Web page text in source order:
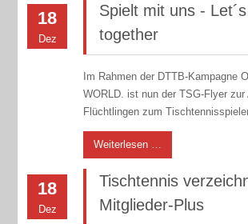
18
Dez
Spielt mit uns -
together
Im Rahmen der DTTB-Kampagne
WORLD. ist nun der TSG-Flyer
Flüchtlingen zum
Weiterlesen …
18
Dez
Tischtennis
Mitglieder-Plus